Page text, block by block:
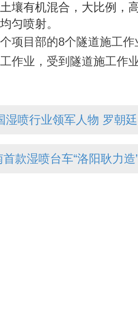
壤有机混合，大比例，
匀喷射。
项目部的8个隧道施工
作业，受到隧道施工作
湿喷行业领军人物 罗朝廷
款湿喷台车“洛阳耿力造